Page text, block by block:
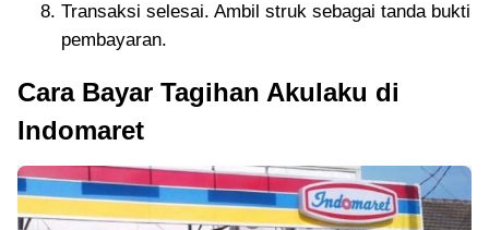
Transaksi selesai. Ambil struk sebagai tanda bukti
pembayaran.
Cara Bayar Tagihan Akulaku di
Indomaret